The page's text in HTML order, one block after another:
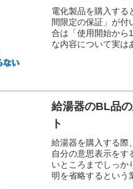
電化製品を購入する
間限定の保証」が付
合は「使用開始から
な内容について実は
給湯器のBL品
ト
給湯器を購入する際
自分の意思表示をす
いところまでしっか
明を省略するという